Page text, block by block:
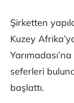
Şirketten
Kuzey
seferleri
başlattı.